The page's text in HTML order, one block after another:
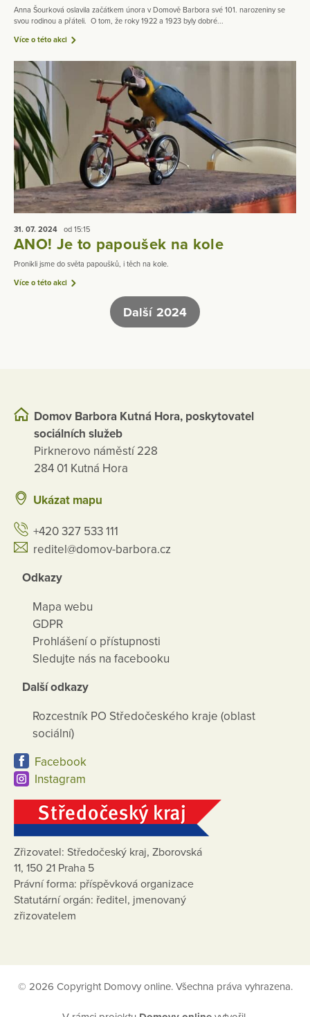
Anna Šourková oslavila začátkem února v Domově Barbora své 101. narozeniny se
svou rodinou a přáteli. O tom, že roky 1922 a 1923 byly dobré...
Více o této akci
31. 07. 2024 od 15:15
ANO! Je to papoušek na kole
Pronikli jsme do světa papoušků, i těch na kole.
Více o této akci
Další 2024
Domov Barbora Kutná Hora, poskytovatel
sociálních služeb
Pirknerovo náměstí 228
284 01 Kutná Hora
Ukázat mapu
+420 327 533 111
reditel@domov-barbora.cz
Odkazy
Mapa webu
GDPR
Prohlášení o přístupnosti
Sledujte nás na facebooku
Další odkazy
Rozcestník PO Středočeského kraje (oblast
sociální)
Facebook
Instagram
Zřizovatel: Středočeský kraj, Zborovská
11, 150 21 Praha 5
Právní forma: příspěvková organizace
Statutární orgán: ředitel, jmenovaný
zřizovatelem
© 2026 Copyright Domovy online. Všechna práva vyhrazena.